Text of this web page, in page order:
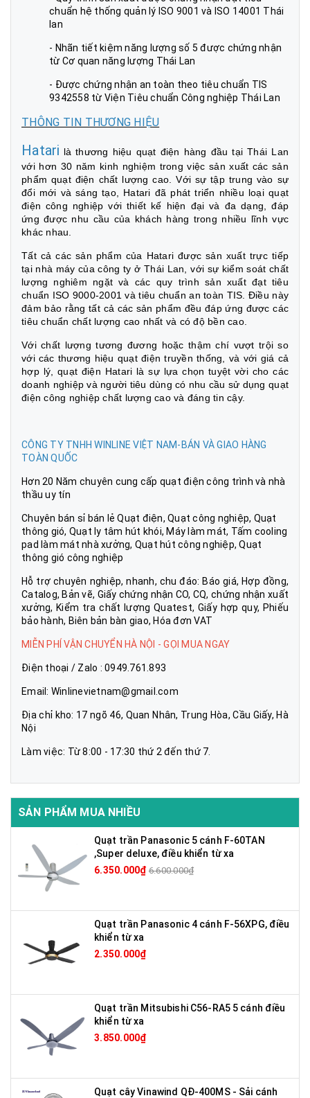
chuẩn hệ thống quản lý ISO 9001 và ISO 14001 Thái
lan
- Nhãn tiết kiệm năng lượng số 5 được chứng nhận
từ Cơ quan năng lượng Thái Lan
- Được chứng nhận an toàn theo tiêu chuẩn TIS
9342558 từ Viện Tiêu chuẩn Công nghiệp Thái Lan
THÔNG TIN THƯƠNG HIỆU
Hatari là thương hiệu quạt điện hàng đầu tại Thái Lan
với hơn 30 năm kinh nghiệm trong việc sản xuất các sản
phẩm quạt điện chất lượng cao. Với sự tập trung vào sự
đổi mới và sáng tạo, Hatari đã phát triển nhiều loại quạt
điện công nghiệp với thiết kế hiện đại và đa dạng, đáp
ứng được nhu cầu của khách hàng trong nhiều lĩnh vực
khác nhau.
Tất cả các sản phẩm của Hatari được sản xuất trực tiếp
tại nhà máy của công ty ở Thái Lan, với sự kiểm soát chất
lượng nghiêm ngặt và các quy trình sản xuất đạt tiêu
chuẩn ISO 9000-2001 và tiêu chuẩn an toàn TIS. Điều này
đảm bảo rằng tất cả các sản phẩm đều đáp ứng được các
tiêu chuẩn chất lượng cao nhất và có độ bền cao.
Với chất lượng tương đương hoặc thậm chí vượt trội so
với các thương hiệu quạt điện truyền thống, và với giá cả
hợp lý, quạt điện Hatari là sự lựa chọn tuyệt vời cho các
doanh nghiệp và người tiêu dùng có nhu cầu sử dụng quạt
điện công nghiệp chất lượng cao và đáng tin cậy.
CÔNG TY TNHH WINLINE VIỆT NAM-BÁN VÀ GIAO HÀNG
TOÀN QUỐC
Hơn 20 Năm chuyên cung cấp quạt điện công trình và nhà
thầu uy tín
Chuyên bán sỉ bán lẻ Quạt điện, Quạt công nghiệp, Quạt
thông gió, Quạt ly tâm hút khói, Máy làm mát, Tấm cooling
pad làm mát nhà xưởng, Quạt hút công nghiệp, Quạt
thông gió công nghiệp
Hỗ trợ chuyên nghiệp, nhanh, chu đáo: Báo giá, Hợp đồng,
Catalog, Bản vẽ, Giấy chứng nhận CO, CQ, chứng nhận xuất
xưởng, Kiểm tra chất lượng Quatest, Giấy hợp quy, Phiếu
bảo hành, Biên bản bàn giao, Hóa đơn VAT
MIỄN PHÍ VẬN CHUYỂN HÀ NỘI - GỌI MUA NGAY
Điện thoại / Zalo : 0949.761.893
Email: Winlinevietnam@gmail.com
Địa chỉ kho: 17 ngõ 46, Quan Nhân, Trung Hòa, Cầu Giấy, Hà
Nội
Làm việc: Từ 8:00 - 17:30 thứ 2 đến thứ 7.
SẢN PHẨM MUA NHIỀU
Quạt trần Panasonic 5 cánh F-60TAN
,Super deluxe, điều khiển từ xa
6.350.000₫ 6.600.000₫
Quạt trần Panasonic 4 cánh F-56XPG, điều
khiển từ xa
2.350.000₫
Quạt trần Mitsubishi C56-RA5 5 cánh điều
khiển từ xa
3.850.000₫
Quạt cây Vinawind QĐ-400MS - Sải cánh